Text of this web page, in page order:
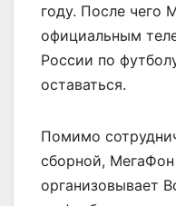
году. После чего
официальным
России по
оставаться.
Помимо
сборной,
организовывает